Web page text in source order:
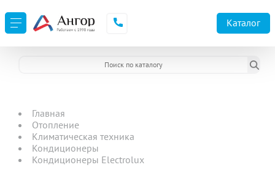
Каталог
Главная
Отопление
Климатическая техника
Кондиционеры
Кондиционеры Electrolux